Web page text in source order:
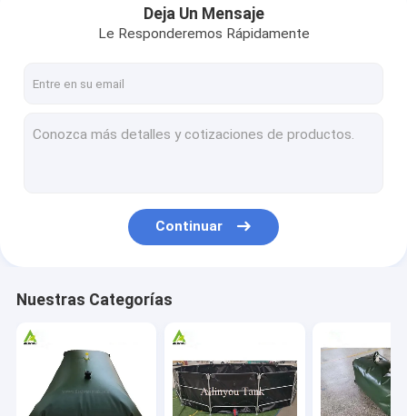
Deja Un Mensaje
Le Responderemos Rápidamente
Continuar
Nuestras Categorías